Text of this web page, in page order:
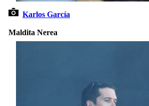
Karlos García
Maldita Nerea